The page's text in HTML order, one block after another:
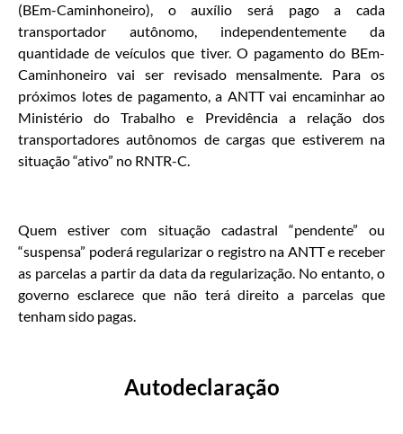
(BEm-Caminhoneiro), o auxílio será pago a cada
transportador autônomo, independentemente da
quantidade de veículos que tiver. O pagamento do BEm-
Caminhoneiro vai ser revisado mensalmente. Para os
próximos lotes de pagamento, a ANTT vai encaminhar ao
Ministério do Trabalho e Previdência a relação dos
transportadores autônomos de cargas que estiverem na
situação “ativo” no RNTR-C.
Quem estiver com situação cadastral “pendente” ou
“suspensa” poderá regularizar o registro na ANTT e receber
as parcelas a partir da data da regularização. No entanto, o
governo esclarece que não terá direito a parcelas que
tenham sido pagas.
Autodeclaração